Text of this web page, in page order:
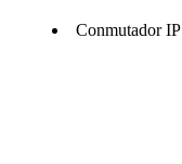
Conmutador IP